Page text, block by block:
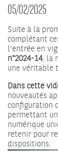
05/02/2025
Suite à la
complétant
l’entrée en
n°2024-14, la
une véritable
Dans cette
nouveautés
configuration
permettant
numérique
retenir pour
dispositions.